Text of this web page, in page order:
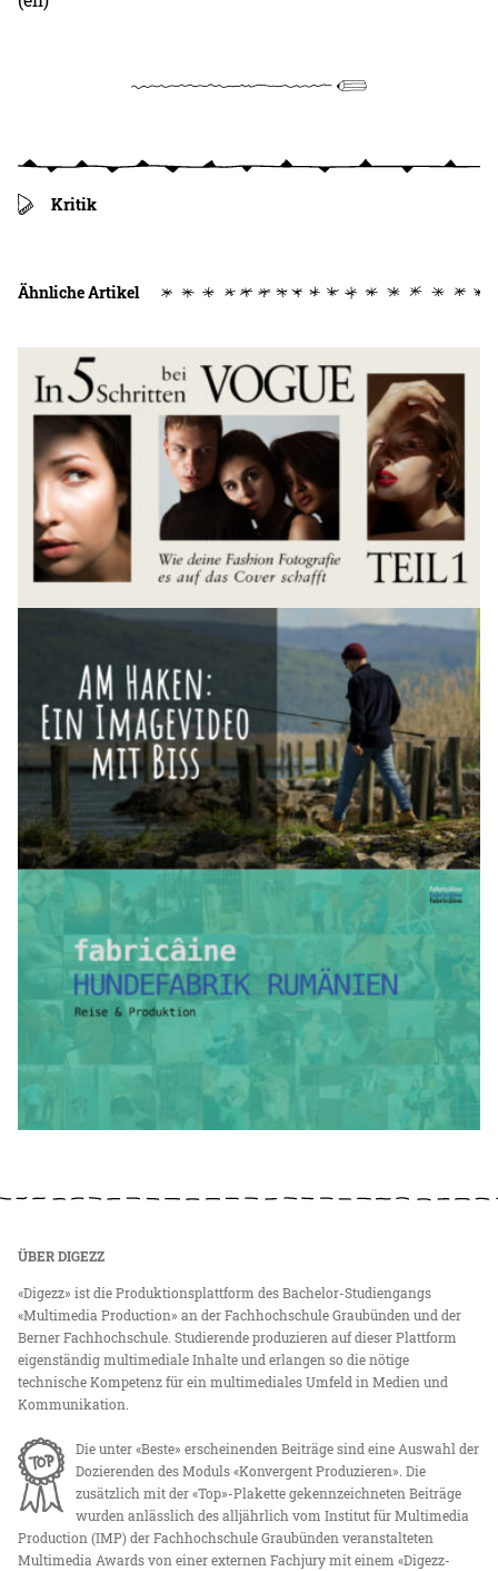
Kritik
Ähnliche Artikel
ÜBER DIGEZZ
«Digezz» ist die Produktionsplattform des Bachelor-Studiengangs
«Multimedia Production» an der Fachhochschule Graubünden und der
Berner Fachhochschule. Studierende produzieren auf dieser Plattform
eigenständig multimediale Inhalte und erlangen so die nötige
technische Kompetenz für ein multimediales Umfeld in Medien und
Kommunikation.
Die unter «Beste» erscheinenden Beiträge sind eine Auswahl der
Dozierenden des Moduls «Konvergent Produzieren». Die
zusätzlich mit der «Top»-Plakette gekennzeichneten Beiträge
wurden anlässlich des alljährlich vom Institut für Multimedia
Production (IMP) der Fachhochschule Graubünden veranstalteten
Multimedia Awards von einer externen Fachjury mit einem «Digezz-